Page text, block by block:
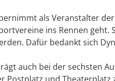
als Veranstalter
ins Rennen
Dafür bedankt sich
auch bei der sechsten